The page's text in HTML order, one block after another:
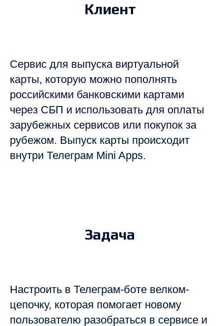
Клиент
Cервис для выпуска виртуальной
карты, которую можно пополнять
российскими банковскими картами
через СБП и использовать для оплаты
зарубежных сервисов или покупок за
рубежом. Выпуск карты происходит
внутри Телеграм Mini Apps.
Задача
Настроить в Телеграм-боте велком-
цепочку, которая помогает новому
пользователю разобраться в сервисе и